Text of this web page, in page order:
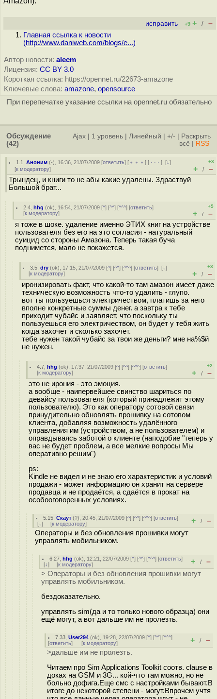
исправить +9 + / –
Главная ссылка к новости
(http://www.daniweb.com/blogs/e...)
Автор новости: alecm
Лицензия: CC BY 3.0
Короткая ссылка: https://opennet.ru/22673-amazone
Ключевые слова: amazone, opensource
При перепечатке указание ссылки на opennet.ru обязательно
Обсуждение
(42)
Ajax 1 уровень Линейный +/-
Раскрыть
всё
RSS
1.1 ,Аноним (-), 16:36, 21/07/2009 [ответить] [ ﹢﹢﹢] [ · · ·][↓]
[к модератору]
+3
+ / –
Трындец, и книги то не абы какие удалены. Здраствуй
Большой брат...
2.4 ,hhg (ok), 16:54, 21/07/2009 [^] [^^] [^^^] [ответить]
[к модератору]
+5
+ / –
я тоже в шоке. удаление именно ЭТИХ книг на устройстве
пользователя без его на это согласия - натуральный
суицид со стороны Амазона. Теперь такая буча
поднимется, мало не покажется.
3.5 ,dry (ok), 17:15, 21/07/2009 [^] [^^] [^^^] [ответить][↓]
[к модератору]
+3
+ / –
иронизировать факт, что какой-то там амазон имеет даже
техническую возможность что-то удалить - глупо.
вот ты пользуешься электричеством, платишь за него
вполне конкретные суммы денег. а завтра к тебе
приходит чубайс и заявляет, что поскольку ты
пользуешься его электричеством, он будет у тебя жить
когда захочет и сколько захочет.
тебе нужен такой чубайс за твои же деньги? мне на%$й
не нужен.
4.7 ,hhg (ok), 17:37, 21/07/2009 [^] [^^] [^^^] [ответить]
[к модератору]
+2
+ / –
это не ирония - это эмоция.
а вообще - наипервейшее свинство шариться по
девайсу пользователя (который принадлежит этому
пользователю). Это как оператору сотовой связи
принудительно обновлять прошивку на сотовом
клиента, добавляя возможность удалённого
управления им (устройством, а не пользователем) и
оправдываясь заботой о клиенте (наподобие "теперь у
вас не будет проблем, а все мелкие вопросы Мы
оперативно решим")
ps:
Kindle не видел и не знаю его характеристик и условий
продажи - может информацию он хранит на сервере
продавца и не продаётся, а сдаётся в прокат на
особооговоренных условиях.
5.15 ,Скаут (?), 20:45, 21/07/2009 [^] [^^] [^^^] [ответить]
[↓] [к модератору] + / –
Операторы и без обновления прошивки могут
управлять мобильником.
6.27 ,hhg (ok), 12:21, 22/07/2009 [^] [^^] [^^^] [ответить]
[↓] [к модератору] + / –
> Операторы и без обновления прошивки могут
управлять мобильником.
бездоказательно.
управлять sim(да и то только нового образца) они
ещё могут, а вот дальше им не пролезть.
7.33 ,User294 (ok), 19:28, 22/07/2009 [^] [^^] [^^^]
[ответить] [к модератору] + / –
>дальше им не пролезть.
Читаем про Sim Applications Toolkit соотв. clause в
доках на GSM и 3G... кой-что там можно, но не
больно дофига.Еще смс с настройками бывают.В
итоге до некоторой степени - могут.Впрочем учтя